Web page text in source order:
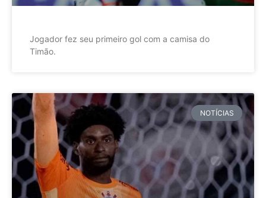
Jogador fez seu primeiro gol com a camisa do
Timão.
NOTÍCIAS